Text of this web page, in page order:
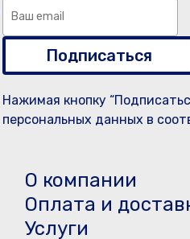
Подписаться
Нажимая кнопку
персональных данных в
О компании
Оплата и
Услуги